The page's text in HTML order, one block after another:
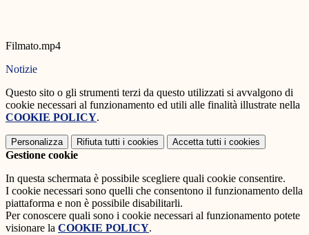
Filmato.mp4
Notizie
Questo sito o gli strumenti terzi da questo utilizzati si avvalgono di
cookie necessari al funzionamento ed utili alle finalità illustrate nella
COOKIE POLICY.
Personalizza Rifiuta tutti i cookies Accetta tutti i cookies
Gestione cookie
In questa schermata è possibile scegliere quali cookie consentire.
I cookie necessari sono quelli che consentono il funzionamento della
piattaforma e non è possibile disabilitarli.
Per conoscere quali sono i cookie necessari al funzionamento potete
visionare la COOKIE POLICY.